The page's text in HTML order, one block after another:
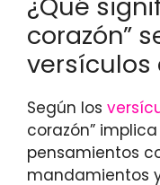
corazón”
versículos
Según los
corazón”
pensamientos
mandamientos